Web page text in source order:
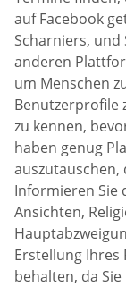
auf Facebook
Scharniers,
anderen
um Menschen
Benutzerprofile
zu kennen,
haben genug
auszutauschen,
Informieren Sie
Ansichten,
Erstellung Ihres
behalten, da